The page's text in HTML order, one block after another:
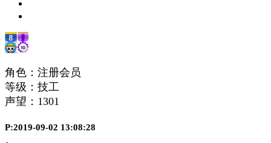
角色：注册会员
等级：技工
声望： 1301
P:2019-09-02 13:08:28